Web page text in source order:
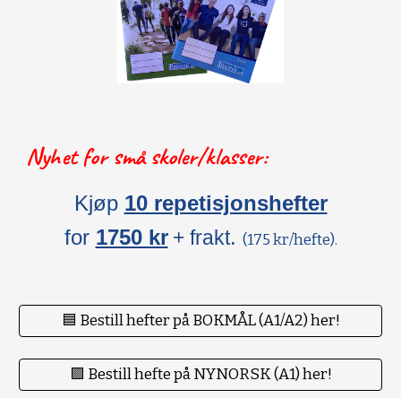
Nyhet for små skoler/klasser:
Kjøp 10 repetisjonshefter
for 1750 kr + frakt. (175 kr/hefte).
🟦 Bestill hefter på BOKMÅL (A1/A2) her!
🟪 Bestill hefte på NYNORSK (A1) her!